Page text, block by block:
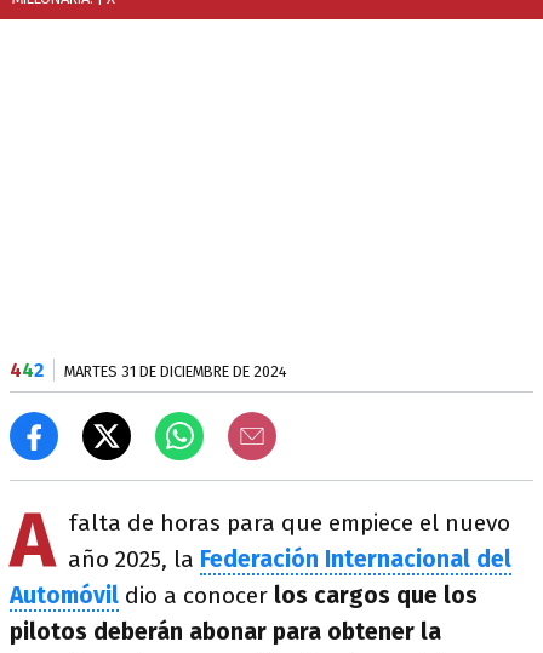
442 MARTES 31 DE DICIEMBRE DE 2024
A falta de horas para que empiece el nuevo
año 2025, la Federación Internacional del
Automóvil dio a conocer los cargos que los
pilotos deberán abonar para obtener la